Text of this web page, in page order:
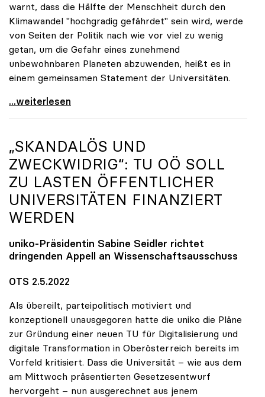
warnt, dass die Hälfte der Menschheit durch den
Klimawandel "hochgradig gefährdet" sein wird, werde
von Seiten der Politik nach wie vor viel zu wenig
getan, um die Gefahr eines zunehmend
unbewohnbaren Planeten abzuwenden, heißt es in
einem gemeinsamen Statement der Universitäten.
Klimakrise: Universitäten fordern radikales
...weiterlesen
„SKANDALÖS UND
ZWECKWIDRIG“: TU OÖ SOLL
ZU LASTEN ÖFFENTLICHER
UNIVERSITÄTEN FINANZIERT
WERDEN
uniko-Präsidentin Sabine Seidler richtet
dringenden Appell an Wissenschaftsausschuss
OTS 2.5.2022
Als übereilt, parteipolitisch motiviert und
konzeptionell unausgegoren hatte die uniko die Pläne
zur Gründung einer neuen TU für Digitalisierung und
digitale Transformation in Oberösterreich bereits im
Vorfeld kritisiert. Dass die Universität – wie aus dem
am Mittwoch präsentierten Gesetzesentwurf
hervorgeht – nun ausgerechnet aus jenem